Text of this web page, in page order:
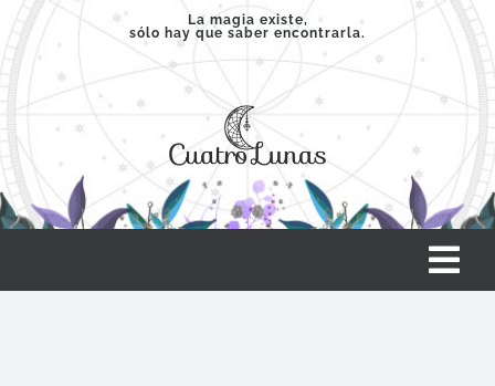
Saltar
contenido
La magia existe,
sólo hay que saber encontrarla.